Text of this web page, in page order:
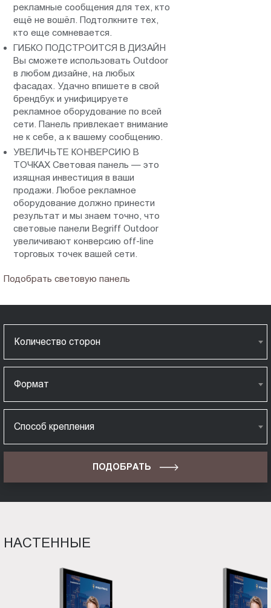
рекламные сообщения для тех, кто
ещё не вошёл. Подтолкните тех,
кто еще сомневается.
ГИБКО ПОДСТРОИТСЯ В ДИЗАЙН
Вы сможете использовать Outdoor
в любом дизайне, на любых
фасадах. Удачно впишете в свой
брендбук и унифицируете
рекламное оборудование по всей
сети. Панель привлекает внимание
не к себе, а к вашему сообщению.
УВЕЛИЧЬТЕ КОНВЕРСИЮ В
ТОЧКАХ Световая панель — это
изящная инвестиция в ваши
продажи. Любое рекламное
оборудование должно принести
результат и мы знаем точно, что
световые панели Begriff Outdoor
увеличивают конверсию off-line
торговых точек вашей сети.
Подобрать световую панель
Количество сторон
Формат
Способ крепления
ПОДОБРАТЬ
НАСТЕННЫЕ